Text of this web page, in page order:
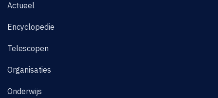
Actueel
Encyclopedie
Telescopen
Organisaties
Onderwijs